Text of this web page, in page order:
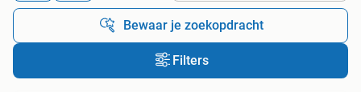
Bewaar je zoekopdracht
Filters